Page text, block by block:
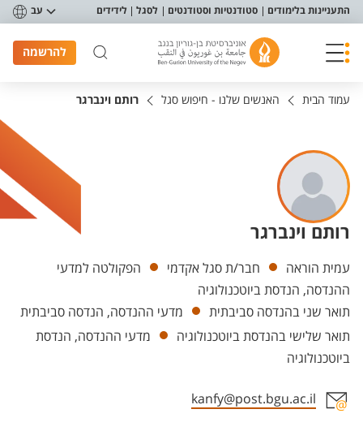
תפריט נגישות
התעניינות בלימודים סטודנטיות וסטודנטים לסגל לידידים עב
להרשמה
עמוד הבית האנשים שלנו - חיפוש סגל רותם וינברגר
רותם וינברגר
יחידות
עמית הוראה חבר/ת סגל אקדמי
הפקולטה למדעי
ההנדסה, הנדסת ביוטכנולוגיה
תואר שני בהנדסה סביבתית
מדעי ההנדסה, הנדסה סביבתית
תואר שלישי בהנדסת ביוטכנולוגיה
מדעי ההנדסה, הנדסת
ביוטכנולוגיה
kanfy@post.bgu.ac.il